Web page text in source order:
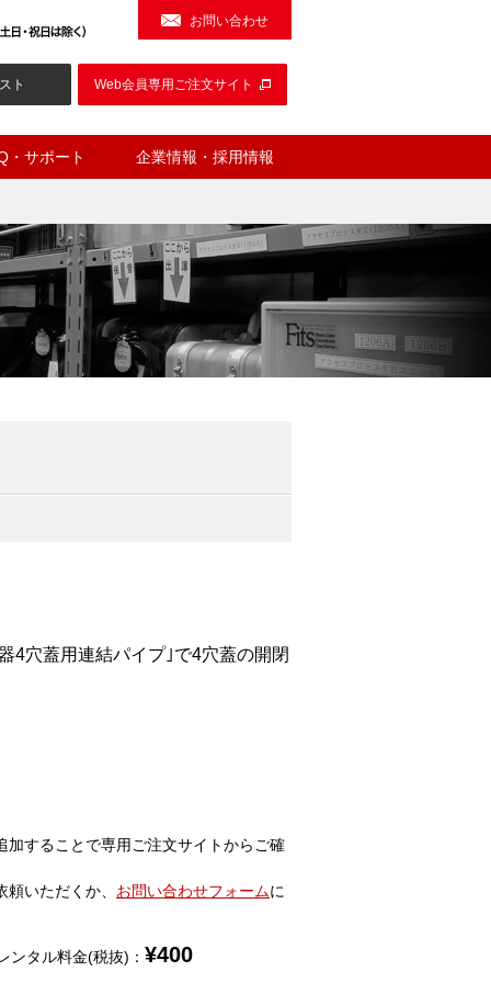
お問い合わせ
ト Web会員専用ご注文サイト
・サポート 企業情報・採用情報
4穴蓋用連結パイプ｣で4穴蓋の開閉
加することで専用ご注文サイトからご確
いただくか、 お問い合わせフォームに
ンタル料金(税抜)： ¥400